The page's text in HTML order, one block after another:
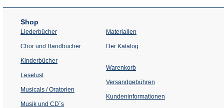
Shop
Liederbücher
Chor und Bandbücher
Kinderbücher
Leselust
Musicals / Oratorien
Musik und CD´s
Materialien
Der Katalog
Warenkorb
Versandgebühren
Kundeninformationen